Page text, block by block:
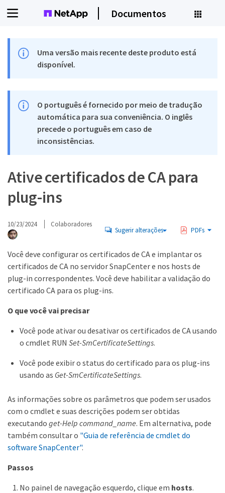
Documentos
Uma versão mais recente deste produto está
disponível.
O português é fornecido por meio de tradução
automática para sua conveniência. O inglês
precede o português em caso de
inconsistências.
Ative certificados de CA para
plug-ins
10/23/2024 Colaboradores
Sugerir alterações PDFs
Você deve configurar os certificados de CA e implantar os
certificados de CA no servidor SnapCenter e nos hosts de
plug-in correspondentes. Você deve habilitar a validação do
certificado CA para os plug-ins.
O que você vai precisar
Você pode ativar ou desativar os certificados de CA usando
o cmdlet RUN Set-SmCertificateSettings.
Você pode exibir o status do certificado para os plug-ins
usando as Get-SmCertificateSettings.
As informações sobre os parâmetros que podem ser usados
com o cmdlet e suas descrições podem ser obtidas
executando get-Help command_name. Em alternativa, pode
também consultar o "Guia de referência de cmdlet do
software SnapCenter".
Passos
No painel de navegação esquerdo, clique em hosts.